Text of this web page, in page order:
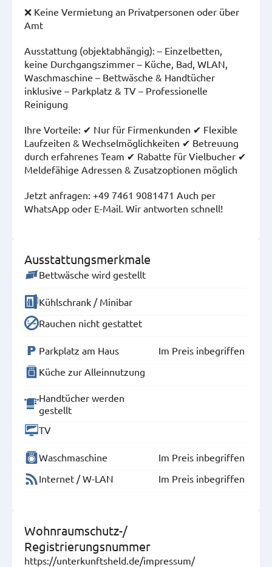
❌ Keine Vermietung an Privatpersonen oder über
Amt
Ausstattung (objektabhängig): – Einzelbetten,
keine Durchgangszimmer – Küche, Bad, WLAN,
Waschmaschine – Bettwäsche & Handtücher
inklusive – Parkplatz & TV – Professionelle
Reinigung
Ihre Vorteile: ✔ Nur für Firmenkunden ✔ Flexible
Laufzeiten & Wechselmöglichkeiten ✔ Betreuung
durch erfahrenes Team ✔ Rabatte für Vielbucher ✔
Meldefähige Adressen & Zusatzoptionen möglich
Jetzt anfragen: +49 7461 9081471 Auch per
WhatsApp oder E-Mail. Wir antworten schnell!
Ausstattungsmerkmale
Bettwäsche wird gestellt
Kühlschrank / Minibar
Rauchen nicht gestattet
Parkplatz am Haus
Im Preis inbegriffen
Küche zur Alleinnutzung
Handtücher werden
gestellt
TV
Waschmaschine
Im Preis inbegriffen
Internet / W-LAN
Im Preis inbegriffen
Wohnraumschutz-/
Registrierungsnummer
https://unterkunftsheld.de/impressum/